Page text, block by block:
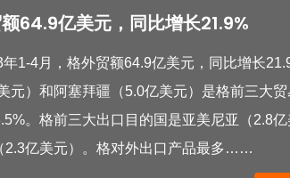
64.9亿美元，同比增长21.9%
1-4月，格外贸额64.9亿美元，同比增长
元）和阿塞拜疆（5.0亿美元）是格前三大贸
。格前三大出口目的国是亚美尼亚（2.8亿
2.3亿美元）。格对外出口产品最多……